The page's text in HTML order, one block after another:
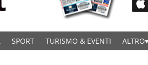
SPORT TURISMO & EVENTI ALTRO